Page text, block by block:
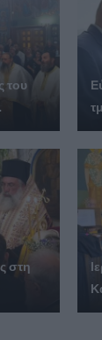
του
στη